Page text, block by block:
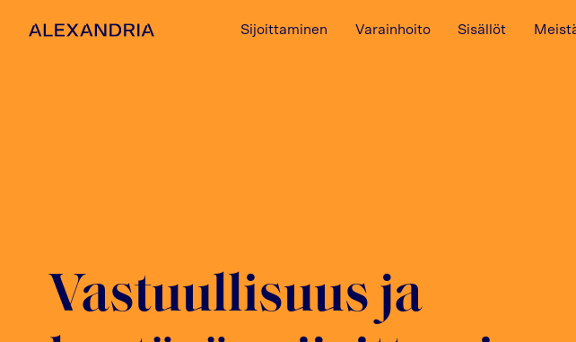
Etusivulle
Sijoittaminen Varainhoito Sisällöt
Vastuullisuus ja